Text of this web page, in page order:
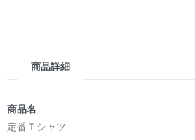
商品詳細
商品名
定番Ｔシャツ